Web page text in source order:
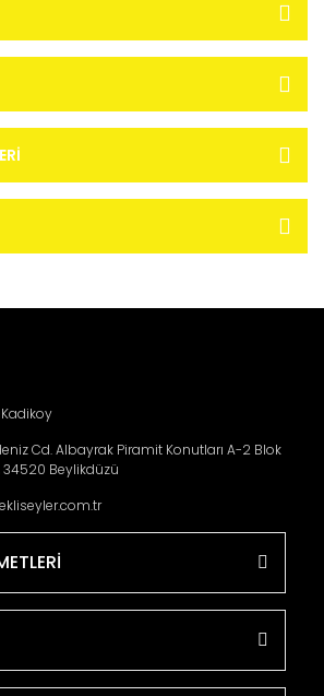
Cd. Albayrak Piramit Konutları A-2 Blok
34520 Beylikdüzü